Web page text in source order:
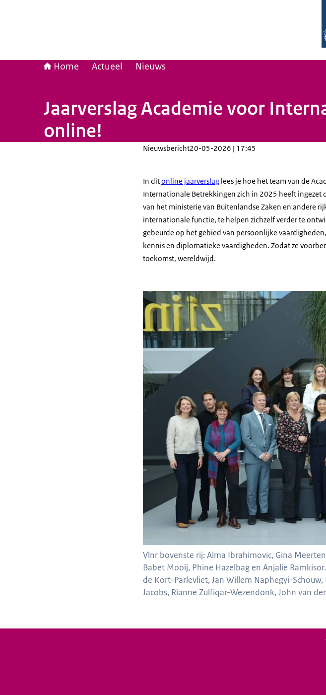
Home Actueel Nieuws
Jaarverslag Academie voor
online!
Nieuwsbericht20-05-2026 | 17:45
In ditonline jaarverslag lees je hoe het team van de
Internationale Betrekkingen zich in 2025 heeft ingezet
van het ministerie van Buitenlandse Zaken en andere
internationale functie, te helpen zichzelf verder te
gebeurde op het gebied van persoonlijke
kennis en diplomatieke vaardigheden. Zodat ze
toekomst, wereldwijd.
Vlnr bovenste rij: Alma Ibrahimovic, Gina
Babet Mooij, Phine Hazelbag en Anjalie
de Kort-Parlevliet, Jan Willem Naphegyi-
Jacobs, Rianne Zulfiqar-Wezendonk, John van